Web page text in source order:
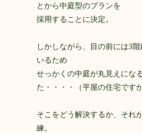
とから中庭型のプランを
採用することに決定。
しかしながら、目の前には3
いるため
せっかくの中庭が丸見えにな
た・・・・（平屋の住宅です
そこをどう解決するか、それ
練。